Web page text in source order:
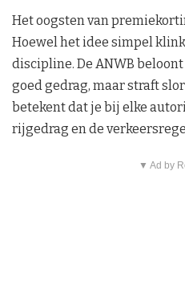
Het oogsten van
Hoewel het idee simpel
discipline. De ANWB
goed gedrag, maar straft
betekent dat je bij elke
rijgedrag en de
▼ Ad by